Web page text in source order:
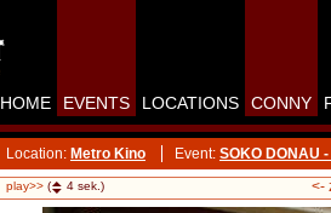
HOME EVENTS LOCATIONS CONNY
Location: Metro Kino Event: SOKO DONAU
play>> ( 4 sek.) <-